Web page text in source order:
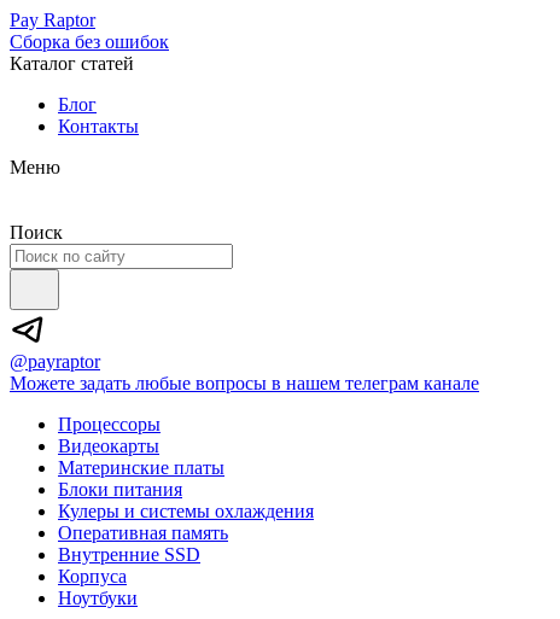
Pay Raptor
Сборка без ошибок
Каталог статей
Блог
Контакты
Меню
Поиск
@payraptor
Можете задать любые вопросы в нашем телеграм канале
Процессоры
Видеокарты
Материнские платы
Блоки питания
Кулеры и системы охлаждения
Оперативная память
Внутренние SSD
Корпуса
Ноутбуки